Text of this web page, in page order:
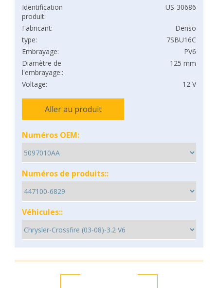
Identification
produit:
US-30686
Fabricant:
Denso
type:
7SBU16C
Embrayage:
PV6
Diamètre de
l'embrayage::
125 mm
Voltage: 12 V
Aller au produit
Numéros OEM:
Numéros de produits::
Véhicules::